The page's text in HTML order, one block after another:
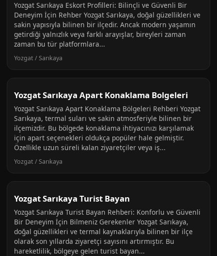
Yozgat Sarıkaya Eskort Profilleri: Bilinçli ve Güvenli Bir
Deneyim İçin Rehber Yozgat Sarıkaya, doğal güzellikleri ve
sakin yapısıyla bilinen bir ilçedir. Ancak modern yaşamın
getirdiği yalnızlık veya farklı arayışlar, bireyleri zaman
zaman bu tür platformlara...
Yozgat / Sarıkaya
Yozgat Sarıkaya Apart Konaklama Bolgeleri
Yozgat Sarıkaya Apart Konaklama Bölgeleri Rehberi Yozgat
Sarıkaya, termal suları ve sakin atmosferiyle bilinen bir
ilçemizdir. Bu bölgede konaklama ihtiyacınızı karşılamak
için apart seçenekleri oldukça popüler hale gelmiştir.
Özellikle uzun süreli kalan ziyaretçiler veya iş...
Yozgat / Sarıkaya
Yozgat Sarıkaya Turist Bayan
Yozgat Sarıkaya Turist Bayan Rehberi: Konforlu ve Güvenli
Bir Deneyim İçin Bilmeniz Gerekenler Yozgat Sarıkaya,
doğal güzellikleri ve termal kaynaklarıyla bilinen bir ilçe
olarak son yıllarda ziyaretçi sayısını artırmıştır. Bu
hareketlilik, bölgeye gelen turist bayan...